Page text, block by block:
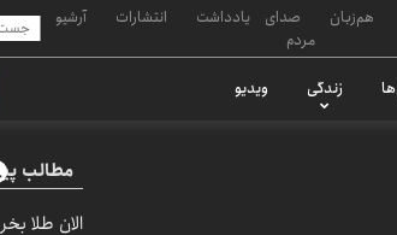
هم‌زبان
صدای
مردم
یادداشت انتشارات آرشیو
زندگی ویدیو
مطالب